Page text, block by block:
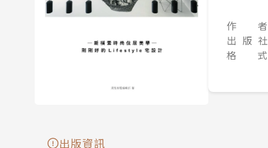
作 者
出 版 社
格 式
出版資訊